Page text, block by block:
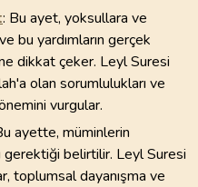
: Bu ayet, yoksullara ve
bu yardımların gerçek
dikkat çeker. Leyl Suresi
olan sorumlulukları ve
vurgular.
ayette, müminlerin
belirtilir. Leyl Suresi
toplumsal dayanışma ve